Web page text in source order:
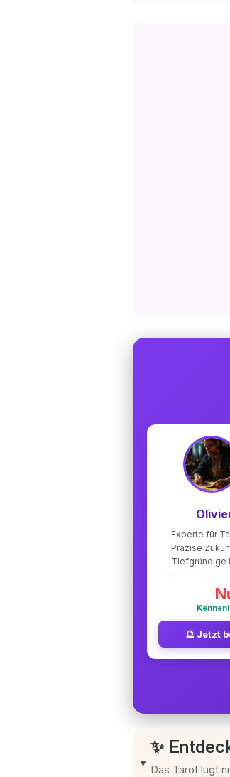
Experte für
Präzise
Tiefgründige
🔮 Jetzt
✨
Das Tarot lügt